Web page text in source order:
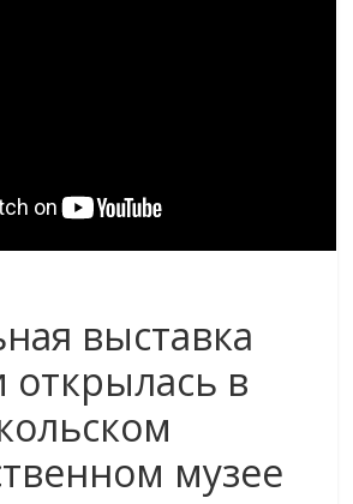
выставка
открылась в
музее